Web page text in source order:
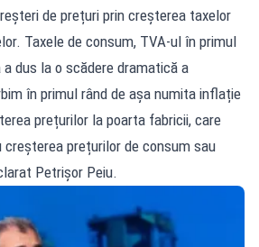
de prețuri prin creșterea taxelor
Taxele de consum, TVA-ul în primul
dus la o scădere dramatică a
în primul rând de așa numita inflație
prețurilor la poarta fabricii, care
prețurilor de consum sau
Petrișor Peiu.